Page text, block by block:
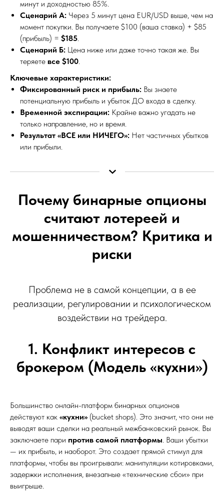
минут и доходностью 85%.
Сценарий А: Через 5 минут цена EUR/USD выше, чем на
момент покупки. Вы получаете $100 (ваша ставка) + $85
(прибыль) = $185
Сценарий Б: Цена ниже или даже точно такая же. Вы
теряете все $100
Ключевые характеристики:
Фиксированный риск и прибыль: Вы знаете
потенциальную прибыль и убыток ДО входа в сделку.
Временной экспирации: Крайне важно угадать не
только направление, но и время.
Результат «ВСЕ или НИЧЕГО»: Нет частичных убытков
или прибыли.
Почему бинарные опционы
считают лотереей и
мошенничеством? Критика и
риски
Проблема не в самой концепции, а в ее
реализации, регулировании и психологическом
воздействии на трейдера.
1. Конфликт интересов с
брокером (Модель «кухни»)
Большинство онлайн-платформ бинарных опционов
действуют как «кухни» (bucket shops). Это значит, что они не
выводят ваши сделки на реальный межбанковский рынок. Вы
заключаете пари против самой платформы . Ваши убытки
— их прибыль, и наоборот. Это создает прямой стимул для
платформы, чтобы вы проигрывали: манипуляции котировками,
задержки исполнения, внезапные «технические сбои» при
выигрыше.